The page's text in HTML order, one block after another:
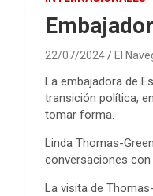
22/07/2024 El
La embajadora de
transición política,
tomar forma.
Linda Thomas-
conversaciones
La visita de